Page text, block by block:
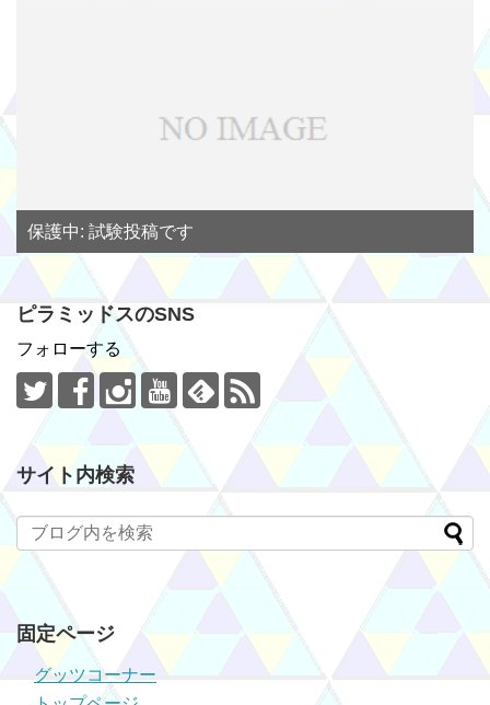
保護中: 試験投稿です
ピラミッドスのSNS
フォローする
サイト内検索
固定ページ
グッツコーナー